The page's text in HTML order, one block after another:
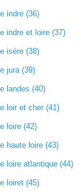
indre (36)
indre et loire (37)
isère (38)
jura (39)
landes (40)
loir et cher (41)
loire (42)
haute loire (43)
loire atlantique (44)
loiret (45)